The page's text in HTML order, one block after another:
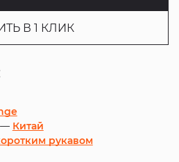
В 1 КЛИК
— Китай
рукавом